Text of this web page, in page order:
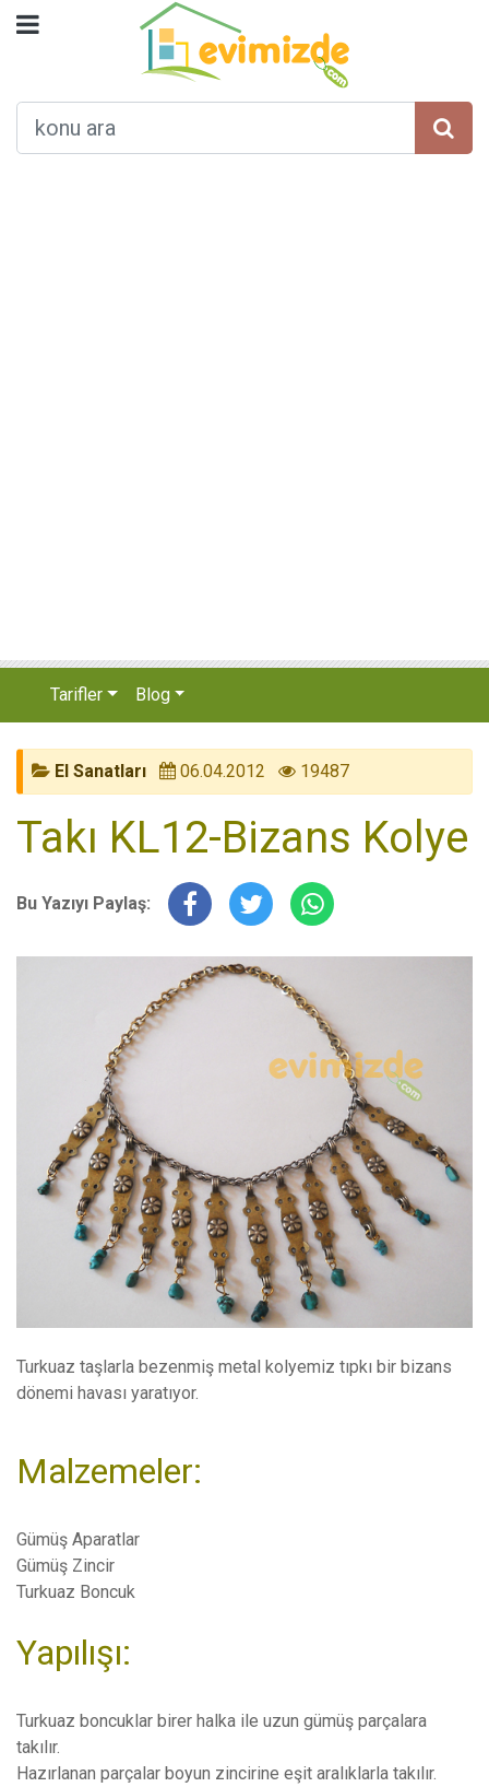
Tarifler Blog
El Sanatları 06.04.2012 19487
Takı KL12-Bizans Kolye
Bu Yazıyı Paylaş:
Turkuaz taşlarla bezenmiş metal kolyemiz tıpkı bir bizans
dönemi havası yaratıyor.
Malzemeler:
Gümüş Aparatlar
Gümüş Zincir
Turkuaz Boncuk
Yapılışı:
Turkuaz boncuklar birer halka ile uzun gümüş parçalara
takılır.
Hazırlanan parçalar boyun zincirine eşit aralıklarla takılır.